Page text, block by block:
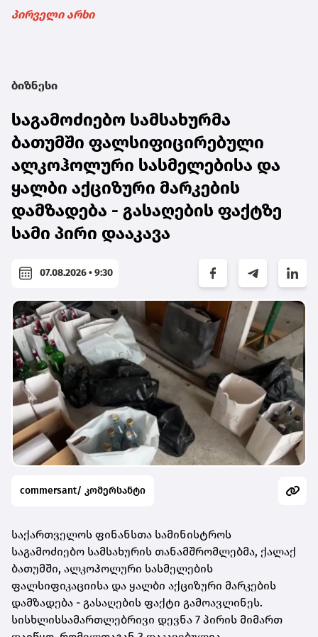
პირველი არხი
ბიზნესი
საგამოძიებო სამსახურმა
ბათუმში ფალსიფიცირებული
ალკოჰოლური სასმელებისა და
ყალბი აქციზური მარკების
დამზადება - გასაღების ფაქტზე
სამი პირი დააკავა
07.08.2026 • 9:30
commersant/ კომერსანტი
საქართველოს ფინანსთა სამინისტროს
საგამოძიებო სამსახურის თანამშრომლებმა, ქალაქ
ბათუმში, ალკოჰოლური სასმელების
ფალსიფიკაციისა და ყალბი აქციზური მარკების
დამზადება - გასაღების ფაქტი გამოავლინეს.
სისხლისსამართლებრივი დევნა 7 პირის მიმართ